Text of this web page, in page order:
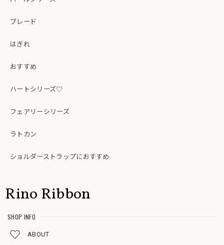
ブレード
はぎれ
おすすめ
ハートシリーズ♡
フェアリーシリーズ
ラトカン
ショルダーストラップにおすすめ
Rino Ribbon
SHOP INFO
ABOUT